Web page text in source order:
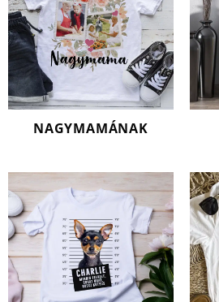
NAGYMAMÁNAK